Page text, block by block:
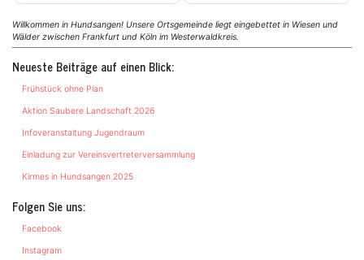
Willkommen in Hundsangen! Unsere Ortsgemeinde liegt eingebettet in Wiesen und
Wälder zwischen Frankfurt und Köln im Westerwaldkreis.
Neueste Beiträge auf einen Blick:
Frühstück ohne Plan
Aktion Saubere Landschaft 2026
Infoveranstaltung Jugendraum
Einladung zur Vereinsvertreterversammlung
Kirmes in Hundsangen 2025
Folgen Sie uns:
Facebook
Instagram